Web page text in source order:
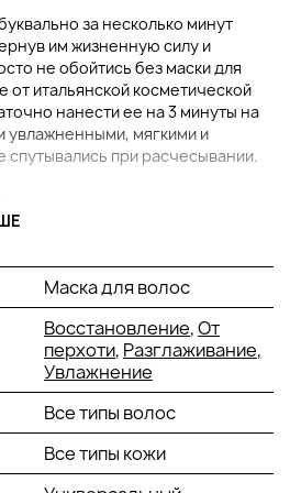
за несколько минут
им жизненную силу и
не обойтись без маски для
от итальянской косметической
нанести ее на 3 минуты на
увлажненными, мягкими и
при расчесывании.
богатая железом и калием.
и очищающее действие,
устраняет излишек кожного
от перхоти. В свою очередь
увлажняет волосы, делая их
и сияющими.
ДЛЯ МГНОВЕННОГО
Маска для волос
Восстановление,От
перхоти, Разглаживание,
Увлажнение
Все типы волос
Все типы кожи